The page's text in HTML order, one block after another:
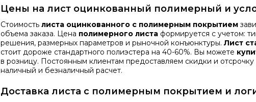
Цены на лист оцинкованный полимерный и
Стоимость листа оцинкованного с полимерным покрытием
объема заказа. Цена полимерного листаформируется с учетом:
решения, размерных параметров и рыночной конъюнктуры. Лист
стоит дороже стандартного полиэстера на 40-60%. Вы можете
в розницу. Постоянным клиентам предоставляем скидки и
наличный и безналичный расчет.
Доставка листа с полимерным покрытием и